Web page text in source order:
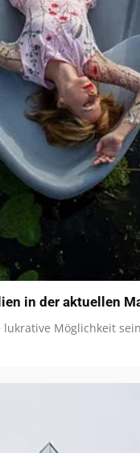
in der aktuellen
Möglichkeit